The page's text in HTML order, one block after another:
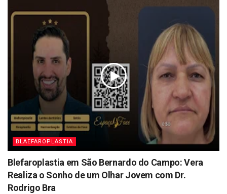
BLAEFAROPLASTIA
Blefaroplastia em São Bernardo do Campo: Vera
Realiza o Sonho de um Olhar Jovem com Dr.
Rodrigo Bra